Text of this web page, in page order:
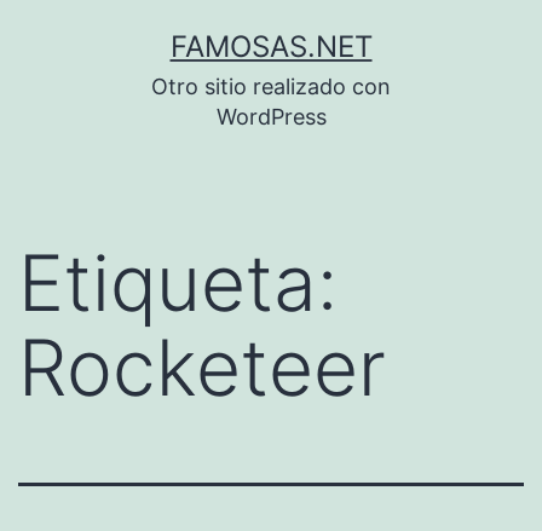
FAMOSAS.NET
Otro sitio realizado con
WordPress
Etiqueta:
Rocketeer